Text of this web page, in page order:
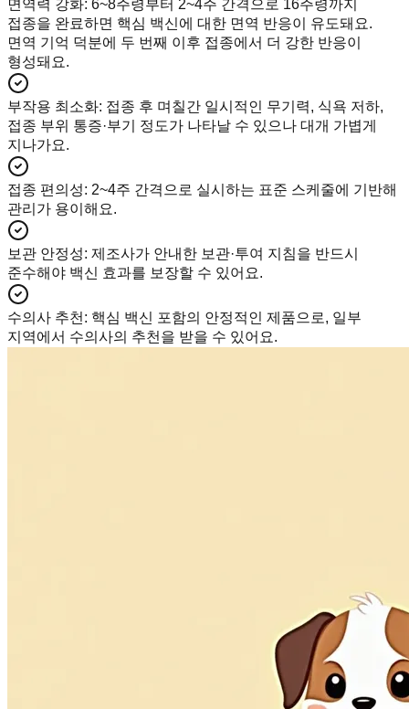
면역력 강화: 6~8주령부터 2~4주 간격으로 16주령까지
접종을 완료하면 핵심 백신에 대한 면역 반응이 유도돼요.
면역 기억 덕분에 두 번째 이후 접종에서 더 강한 반응이
형성돼요.
부작용 최소화: 접종 후 며칠간 일시적인 무기력, 식욕 저하,
접종 부위 통증·부기 정도가 나타날 수 있으나 대개 가볍게
지나가요.
접종 편의성: 2~4주 간격으로 실시하는 표준 스케줄에 기반해
관리가 용이해요.
보관 안정성: 제조사가 안내한 보관·투여 지침을 반드시
준수해야 백신 효과를 보장할 수 있어요.
수의사 추천 : 핵심 백신 포함의 안정적인 제품으로, 일부
지역에서 수의사의 추천을 받을 수 있어요.